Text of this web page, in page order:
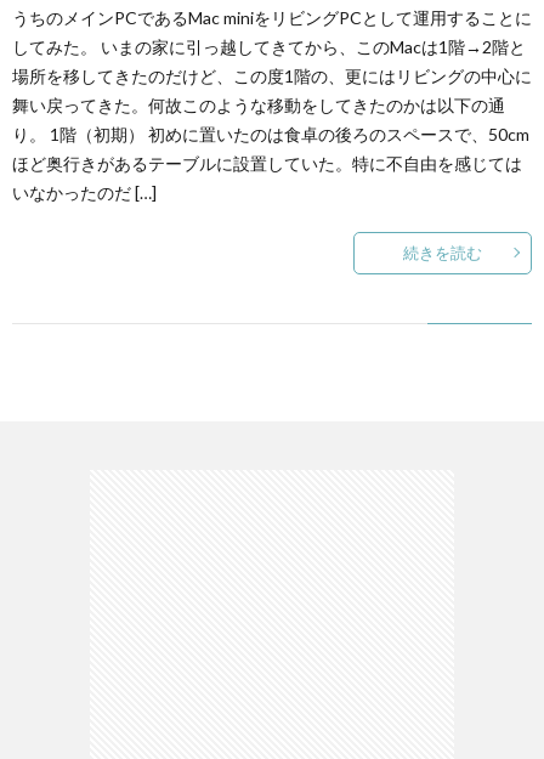
い
て
うちのメインPCであるMac miniをリビングPCとして運用することに
してみた。 いまの家に引っ越してきてから、このMacは1階→2階と
場所を移してきたのだけど、この度1階の、更にはリビングの中心に
舞い戻ってきた。何故このような移動をしてきたのかは以下の通
り。 1階（初期） 初めに置いたのは食卓の後ろのスペースで、50cm
ほど奥行きがあるテーブルに設置していた。特に不自由を感じては
いなかったのだ […]
続きを読む